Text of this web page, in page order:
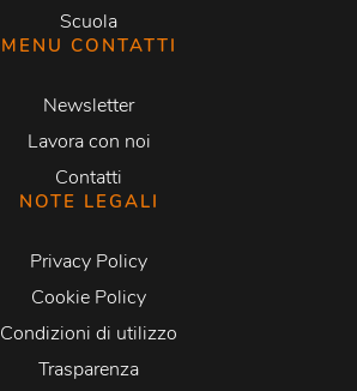
Scuola
MENU CONTATTI
Newsletter
Lavora con noi
Contatti
NOTE LEGALI
Privacy Policy
Cookie Policy
Condizioni di utilizzo
Trasparenza